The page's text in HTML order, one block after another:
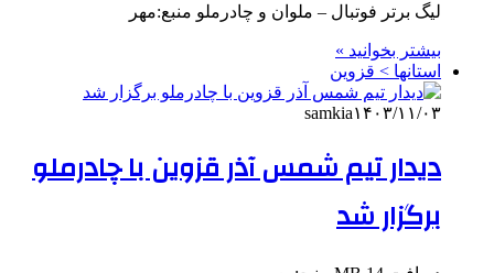
لیگ برتر فوتبال – ملوان و چادرملو منبع:مهر
بیشتر بخوانید »
استانها > قزوین
samkia۱۴۰۳/۱۱/۰۳
دیدار تیم شمس آذر قزوین با چادرملو
برگزار شد